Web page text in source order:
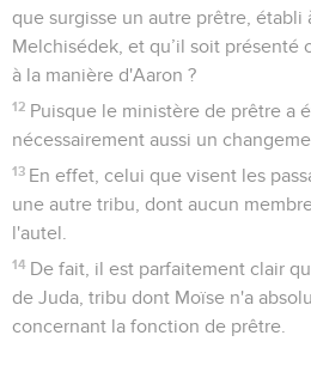
que surgisse un autre prêtre, établi
Melchisédek, et qu’il soit présenté
à la manière d'Aaron ?
12 Puisque le ministère de prêtre a
nécessairement aussi un
13 En effet, celui que visent les
une autre tribu, dont aucun
l'autel.
14 De fait, il est parfaitement clair
de Juda, tribu dont Moïse n'a
concernant la fonction de prêtre.